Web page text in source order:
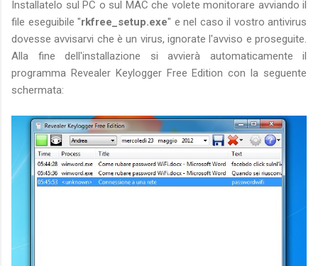
Installatelo sul PC o sul MAC che volete monitorare avviando il
file eseguibile "rkfree_setup.exe" e nel caso il vostro antivirus
dovesse avvisarvi che è un virus, ignorate l'avviso e proseguite.
Alla fine dell'installazione si avvierà automaticamente il
programma Revealer Keylogger Free Edition con la seguente
schermata: